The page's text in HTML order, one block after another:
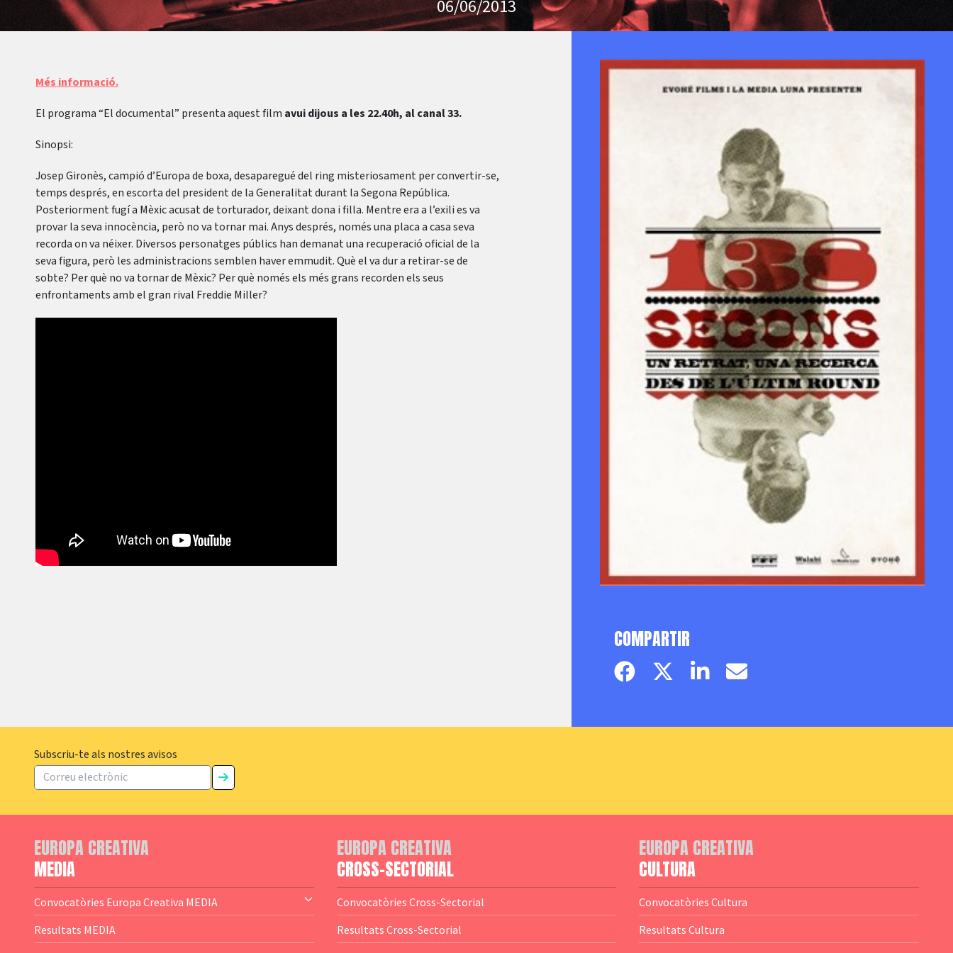
06/06/2013
Més informació.
El programa “El documental” presenta aquest film avui dijous a les 22.40h, al canal 33.
Sinopsi:
Josep Gironès, campió d’Europa de boxa, desaparegué del ring misteriosament per convertir-se,
temps després, en escorta del president de la Generalitat durant la Segona República.
Posteriorment fugí a Mèxic acusat de torturador, deixant dona i filla. Mentre era a l’exili es va
provar la seva innocència, però no va tornar mai. Anys després, només una placa a casa seva
recorda on va néixer. Diversos personatges públics han demanat una recuperació oficial de la
seva figura, però les administracions semblen haver emmudit. Què el va dur a retirar-se de
sobte? Per què no va tornar de Mèxic? Per què només els més grans recorden els seus
enfrontaments amb el gran rival Freddie Miller?
COMPARTIR
Facebook pageTwitter page
LinkedinEmail
Subscriu-te als nostres avisos
EUROPA CREATIVA
MEDIA
Convocatòries Europa Creativa MEDIA
— Content Cluster
Resultats MEDIA
EUROPA CREATIVA
CROSS-SECTORIAL
Convocatòries Cross-Sectorial
Resultats Cross-Sectorial
EUROPA CREATIVA
CULTURA
Convocatòries Cultura
Resultats Cultura